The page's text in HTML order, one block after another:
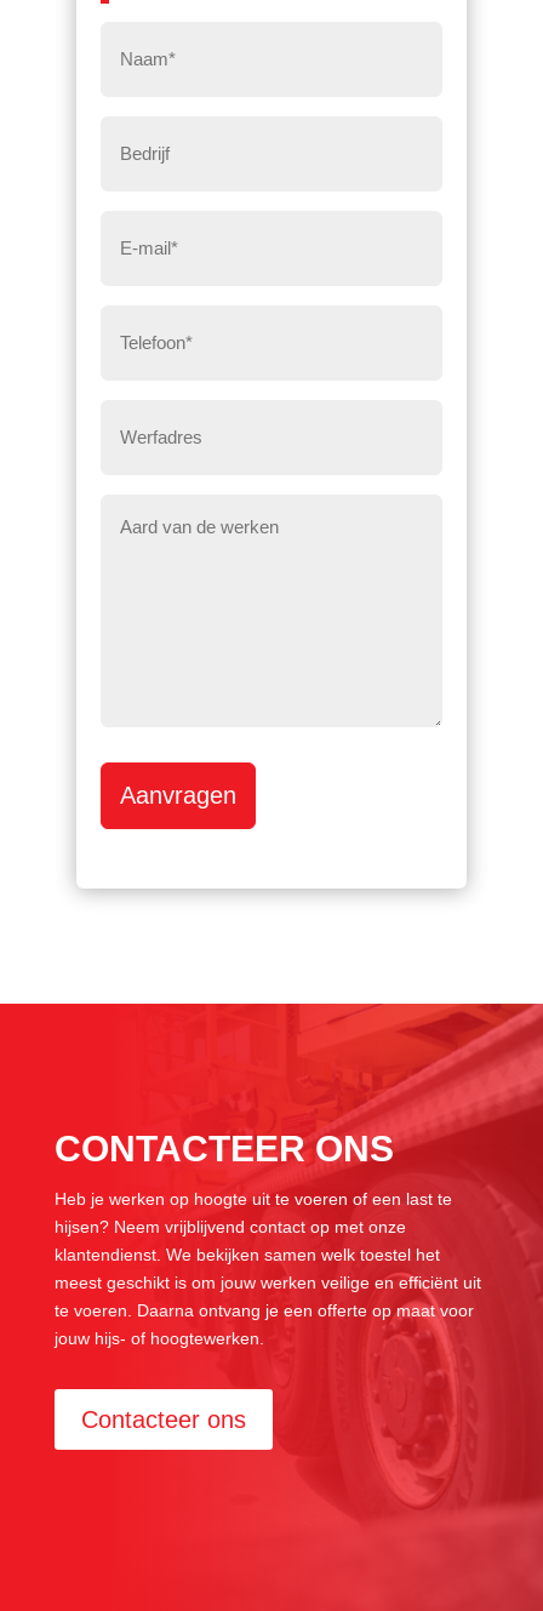
Aanvragen
CONTACTEER ONS
Heb je werken op hoogte uit te voeren of een last te
hijsen? Neem vrijblijvend contact op met onze
klantendienst. We bekijken samen welk toestel het
meest geschikt is om jouw werken veilige en efficiënt uit
te voeren. Daarna ontvang je een offerte op maat voor
jouw hijs- of hoogtewerken.
Contacteer ons